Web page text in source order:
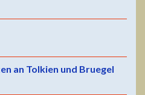
an Tolkien und Bruegel